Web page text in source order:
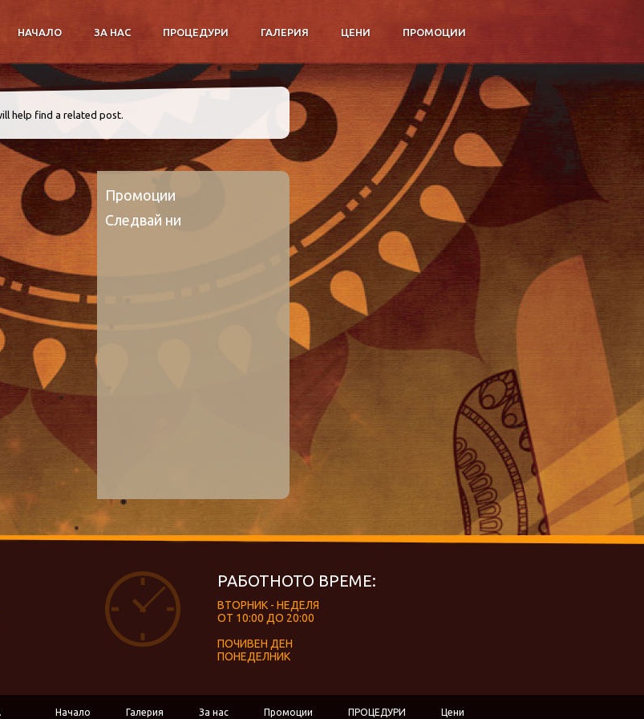
НАЧАЛО ЗА НАС ПРОЦЕДУРИ ГАЛЕРИЯ ЦЕНИ ПРОМОЦИИ
help find a related post.
Промоции
Следвай ни
РАБОТНОТО ВРЕМЕ:
ВТОРНИК - НЕДЕЛЯ
ОТ 10:00 ДО 20:00
ПОЧИВЕН ДЕН
ПОНЕДЕЛНИК
Начало Галерия За нас Промоции ПРОЦЕДУРИ Цени